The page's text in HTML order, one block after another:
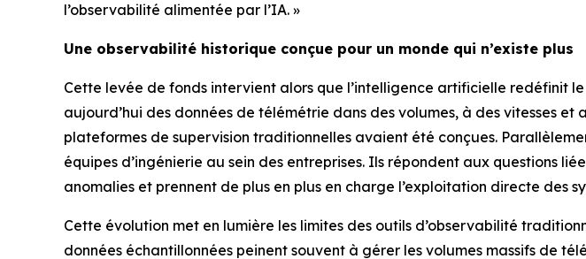
l’observabilité alimentée par l’IA. »
Une observabilité historique conçue pour un monde qui n’existe plus
Cette levée de fonds intervient alors que l’intelligence artificielle redéfinit
aujourd’hui des données de télémétrie dans des volumes, à des vitesses
plateformes de supervision traditionnelles avaient été conçues.
équipes d’ingénierie au sein des entreprises. Ils répondent aux questions
anomalies et prennent de plus en plus en charge l’exploitation directe des
Cette évolution met en lumière les limites des outils d’observabilité
données échantillonnées peinent souvent à gérer les volumes massifs de